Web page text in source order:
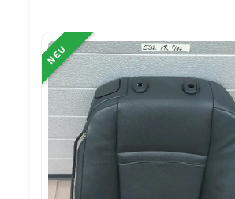
NEU